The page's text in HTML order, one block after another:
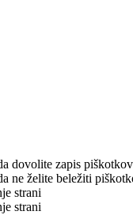
dovolite zapis piškotkov
ne želite beležiti
strani
strani